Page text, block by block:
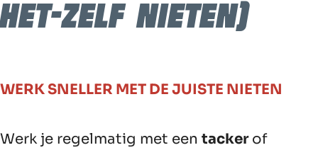
het-zelf nieten)
WERK SNELLER MET DE JUISTE NIETEN
Werk je regelmatig met een tackerof